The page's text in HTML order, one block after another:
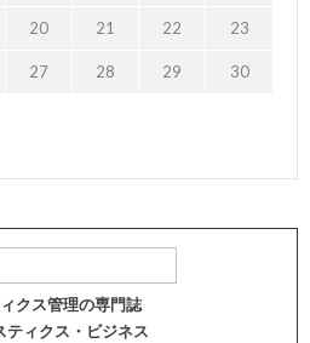
20 21 22 23
27 28 29 30
クス管理の専門誌
ティクス・ビジネス